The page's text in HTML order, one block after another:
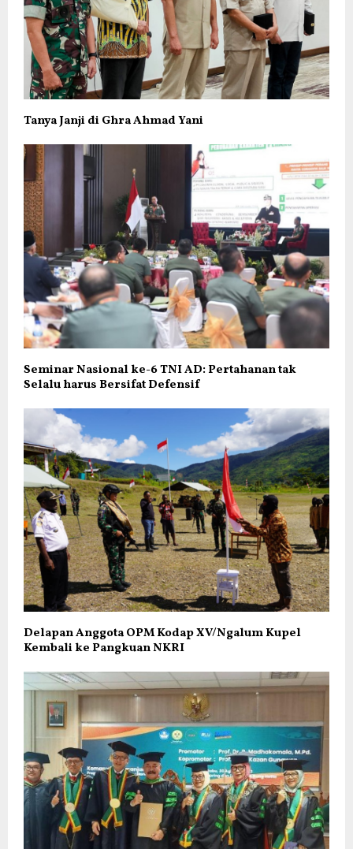
Tanya Janji di Ghra Ahmad Yani
Seminar Nasional ke-6 TNI AD: Pertahanan tak
Selalu harus Bersifat Defensif
Delapan Anggota OPM Kodap XV/Ngalum Kupel
Kembali ke Pangkuan NKRI